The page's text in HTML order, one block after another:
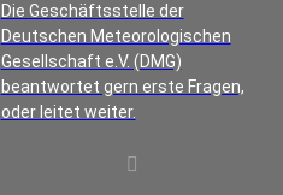
Die Geschäftsstelle der
Deutschen Meteorologischen
Gesellschaft e.V. (DMG)
beantwortet gern erste Fragen,
oder leitet weiter.